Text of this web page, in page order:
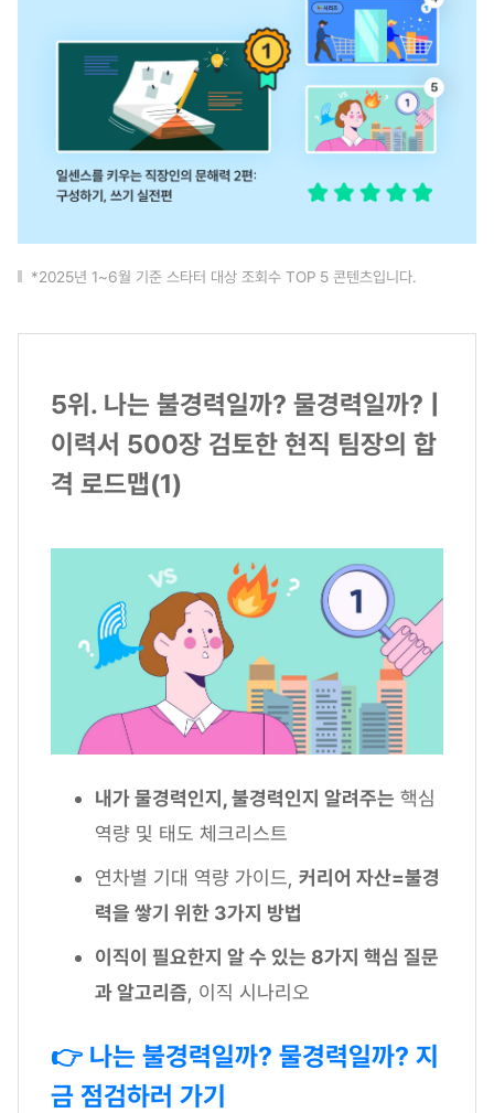
*2025년 1~6월 기준 스타터 대상 조회수 TOP 5 콘텐츠입니다.
5위. 나는 불경력일까? 물경력일까? |
이력서 500장 검토한 현직 팀장의 합
격 로드맵(1)
내가 물경력인지, 불경력인지 알려주는 핵심
역량 및 태도 체크리스트
연차별 기대 역량 가이드, 커리어 자산=불경
력을 쌓기 위한 3가지 방법
이직이 필요한지 알 수 있는 8가지 핵심 질문
과 알고리즘, 이직 시나리오
👉 나는 불경력일까? 물경력일까? 지
금 점검하러 가기